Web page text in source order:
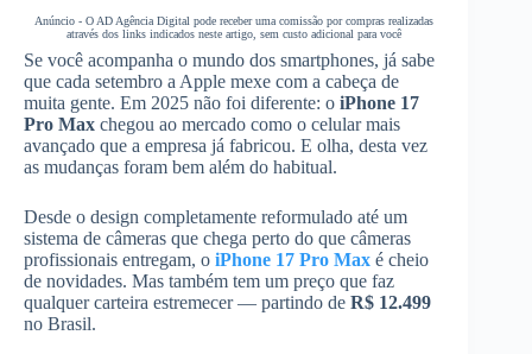
Anúncio - O AD Agência Digital pode receber uma comissão por compras realizadas
através dos links indicados neste artigo, sem custo adicional para você
Se você acompanha o mundo dos smartphones, já sabe
que cada setembro a Apple mexe com a cabeça de
muita gente. Em 2025 não foi diferente: o iPhone 17
Pro Max chegou ao mercado como o celular mais
avançado que a empresa já fabricou. E olha, desta vez
as mudanças foram bem além do habitual.
Desde o design completamente reformulado até um
sistema de câmeras que chega perto do que câmeras
profissionais entregam, o iPhone 17 Pro Max é cheio
de novidades. Mas também tem um preço que faz
qualquer carteira estremecer — partindo de R$ 12.499
no Brasil.